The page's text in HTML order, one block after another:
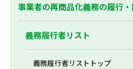
事業者の再商品化義務の履行
義務履行者リスト
義務履行者リストトップ